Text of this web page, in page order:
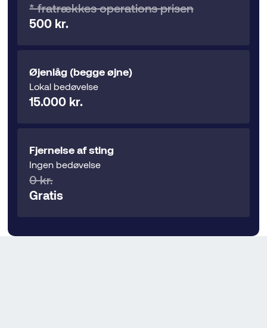
* fratrækkes operations prisen
500 kr.
Øjenlåg (begge øjne)
Lokal bedøvelse
15.000 kr.
Fjernelse af sting
Ingen bedøvelse
0 kr.
Gratis